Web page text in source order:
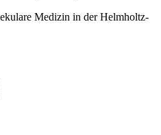
Medizin in der Helmholtz-